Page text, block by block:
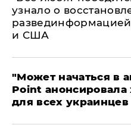
узнало о
и США
"Может начаться в
Point
для всех украинцев